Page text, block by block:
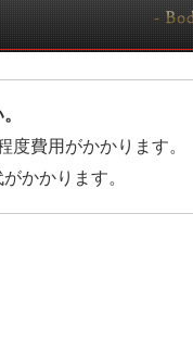
費用がかかります。
かかります。